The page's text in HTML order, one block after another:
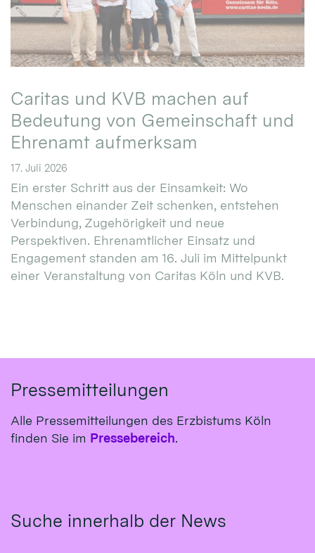
Caritas und KVB machen auf
Bedeutung von Gemeinschaft und
Ehrenamt aufmerksam
17. Juli 2026
Ein erster Schritt aus der Einsamkeit: Wo
Menschen einander Zeit schenken, entstehen
Verbindung, Zugehörigkeit und neue
Perspektiven. Ehrenamtlicher Einsatz und
Engagement standen am 16. Juli im Mittelpunkt
einer Veranstaltung von Caritas Köln und KVB.
Pressemitteilungen
Alle Pressemitteilungen des Erzbistums Köln
finden Sie im Pressebereich.
Suche innerhalb der News